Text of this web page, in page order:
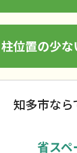
位置の少
知多市な
省スペ